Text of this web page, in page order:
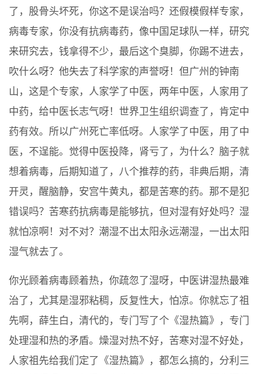
了，股骨头坏死，你这不是误治吗？还假模假样专家，
病毒专家，你没有抗病毒药，像中国足球队一样，研究
来研究去，钱拿得不少，最后这个臭脚，你踢不进去，
吹什么呀？他失去了科学家的声誉呀！但广州的钟南
山，这是个专家，人家学了中医，两年中医，人家用了
中药，给中医长志气呀！世界卫生组织调查了，肯定中
药有效。所以广州死亡率低呀。人家学了中医，用了中
医，不逞能。觉得中医投降，肾亏了，为什么？脑子就
想着病毒，后期知道了，八个推荐的药，非典后期，清
开灵，醒脑静，安宫牛黄丸，都是苦寒的药。那不是犯
错误吗？苦寒药抗病毒是能够抗，但对湿有好处吗？湿
就怕凉啊！对不对？潮湿不出太阳永远潮湿，一出太阳
湿气就去了。
你光顾着病毒顾着热，你疏忽了湿呀，中医讲湿热最难
治了，尤其是湿邪粘稠，反复性大，怕凉。你就忘了祖
先啊，薛生白，清代的，专门写了个《湿热篇》，专门
处理湿和热的矛盾。燥湿对热不好，苦寒对湿不好处，
人家祖先给我们定了《湿热篇》，都怎么搞的，分利三